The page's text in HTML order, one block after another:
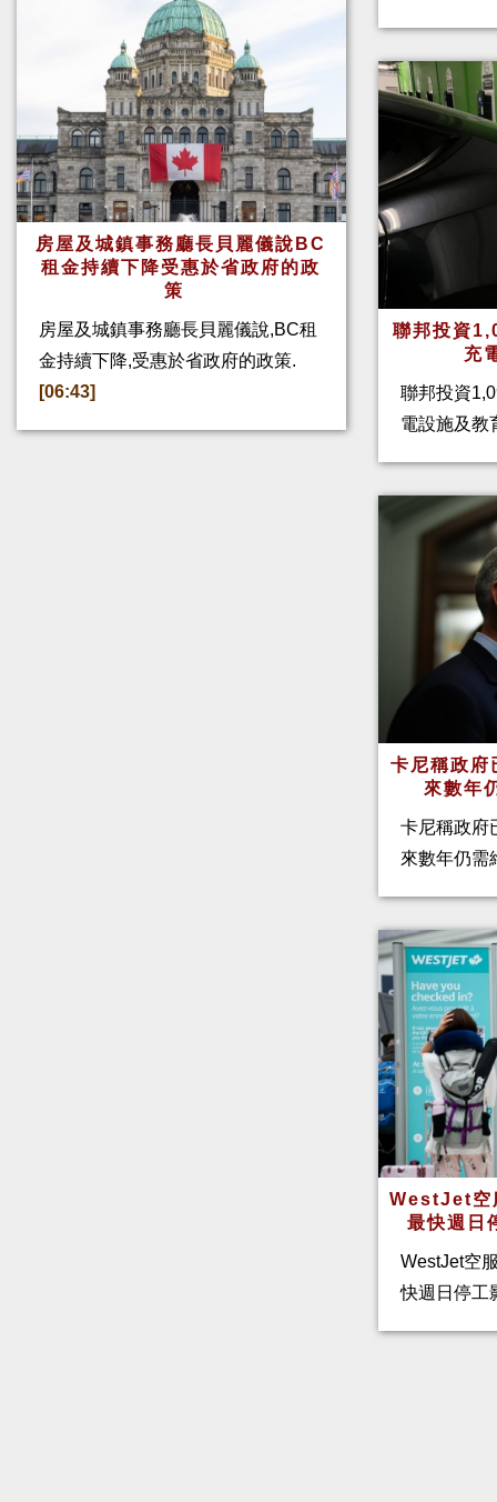
房屋及城鎮事務廳長貝麗儀說BC
租金持續下降受惠於省政府的政
策
房屋及城鎮事務廳長貝麗儀說,BC租
金持續下降,受惠於省政府的政策.
[06:43]
聯邦投資
充
聯邦投資
電設施及教
卡尼稱政府
來數年
卡尼稱政府
來數年仍需
WestJet空
最快週日
WestJet空
快週日停工